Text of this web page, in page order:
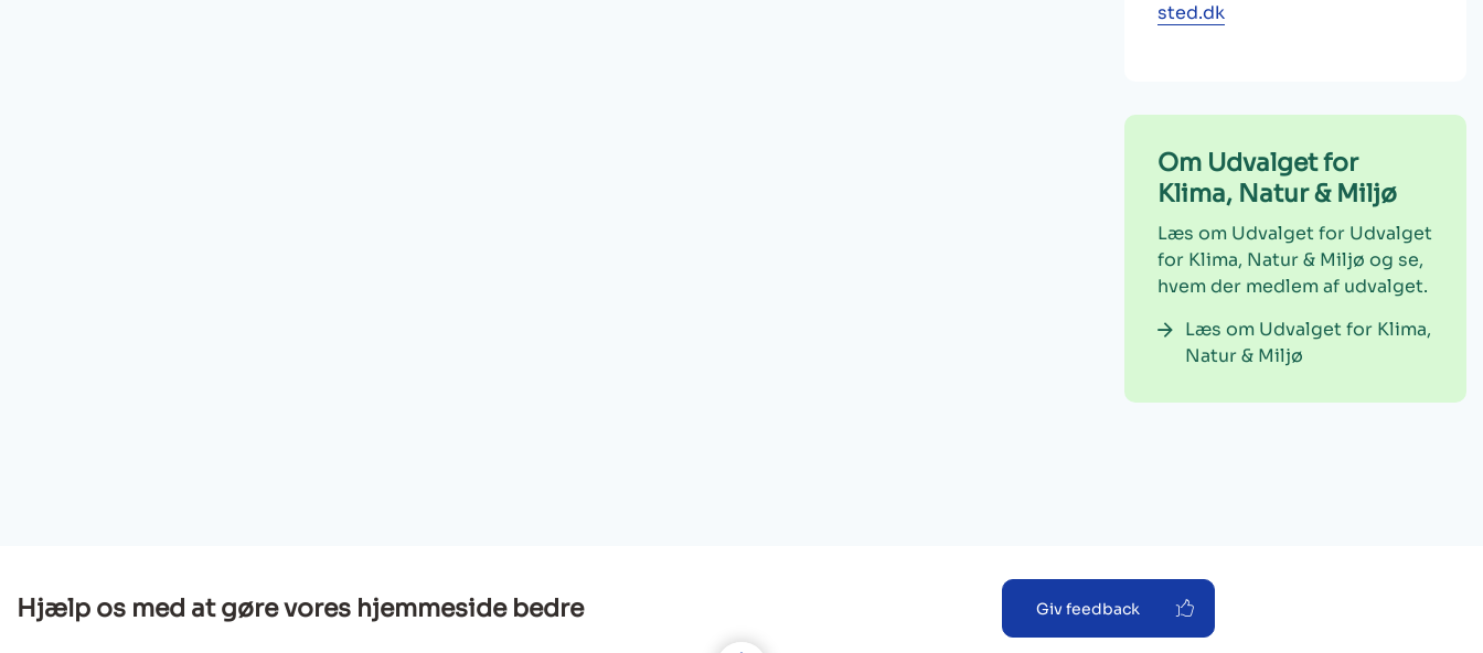
sted.dk
Om Udvalget for
Klima, Natur & Miljø
Læs om Udvalget for Udvalget
for Klima, Natur & Miljø og se,
hvem der medlem af udvalget.
Læs om Udvalget for Klima,
Natur & Miljø
Hjælp os med at gøre vores hjemmeside bedre Giv feedback